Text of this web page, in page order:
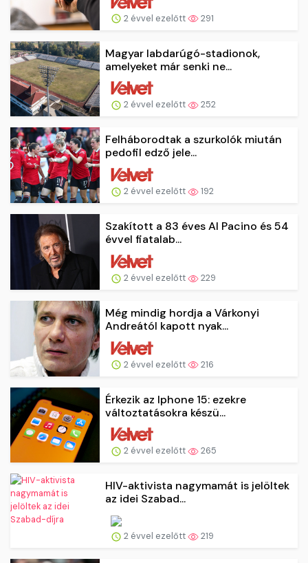
2 évvel ezelőtt 291
Magyar labdarúgó-stadionok,
amelyeket már senki ne...
2 évvel ezelőtt 252
Felháborodtak a szurkolók miután
pedofil edző jele...
2 évvel ezelőtt 192
Szakított a 83 éves Al Pacino és 54
évvel fiatalab...
2 évvel ezelőtt 229
Még mindig hordja a Várkonyi
Andreától kapott nyak...
2 évvel ezelőtt 216
Érkezik az Iphone 15: ezekre
változtatásokra készü...
2 évvel ezelőtt 265
HIV-aktivista nagymamát is jelöltek
az idei Szabad...
2 évvel ezelőtt 219